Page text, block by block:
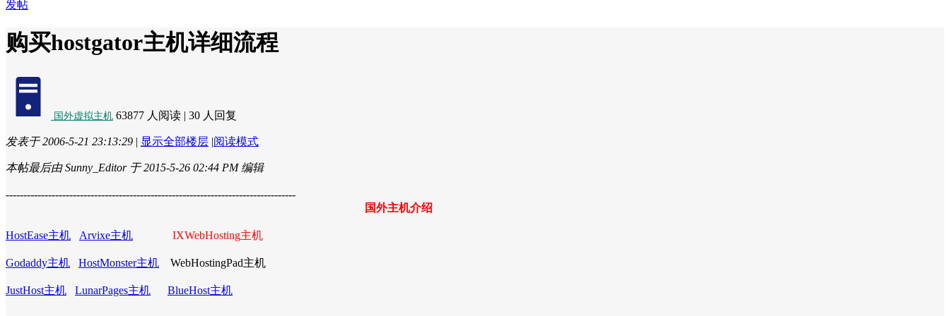
发帖
购买hostgator主机详细流程
国外虚拟主机 63877 人阅读 | 30 人回复
发表于 2006-5-21 23:13:29 | 显示全部楼层 |阅读模式
本帖最后由 Sunny_Editor 于 2015-5-26 02:44 PM 编辑
----------------------------------------------------------------------------------
国外主机介绍
HostEase主机 Arvixe主机 IXWebHosting主机
Godaddy主机 HostMonster主机 WebHostingPad主机
JustHost主机 LunarPages主机 BlueHost主机